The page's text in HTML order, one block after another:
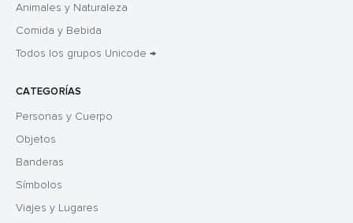
Animales y Naturaleza
Comida y Bebida
Todos los grupos Unicode →
CATEGORÍAS
Personas y Cuerpo
Objetos
Banderas
Símbolos
Viajes y Lugares